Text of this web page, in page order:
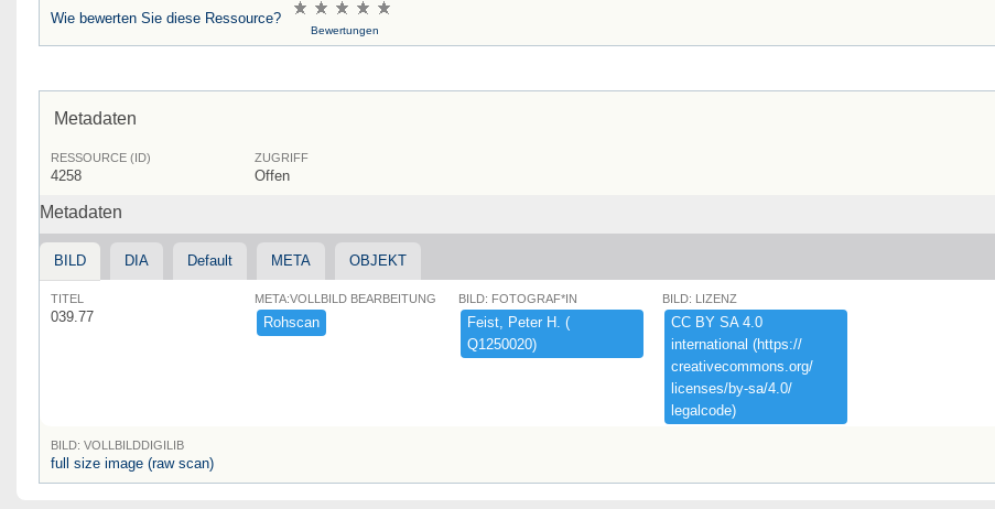
Wie bewerten Sie diese Ressource?
Bewertungen
Metadaten
RESSOURCE (ID)
4258
ZUGRIFF
Offen
Metadaten
BILD DIA Default META OBJEKT
TITEL
039.77
META:VOLLBILD BEARBEITUNG
Rohscan
BILD: FOTOGRAF*IN
Feist,​ ​Peter ​H.​ ​(​
Q1250020)​
BILD: LIZENZ
CC ​BY ​SA ​4.​0 ​
international ​(​https:​/​/​
creativecommons.​org/​
licenses/​by-​sa/​4.​0/​
legalcode)​
BILD: VOLLBILDDIGILIB
full size image (raw scan)